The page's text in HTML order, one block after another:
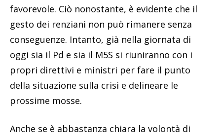
favorevole. Ciò nonostante, è evidente che il
gesto dei renziani non può rimanere senza
conseguenze. Intanto, già nella giornata di
oggi sia il Pd e sia il M5S si riuniranno con i
propri direttivi e ministri per fare il punto
della situazione sulla crisi e delineare le
prossime mosse.
Anche se è abbastanza chiara la volontà di